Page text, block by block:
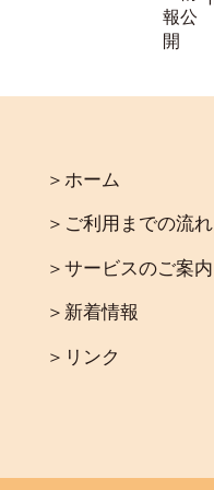
＞ホーム
＞ご利用までの流れ
＞サービスのご案内
＞新着情報
＞リンク